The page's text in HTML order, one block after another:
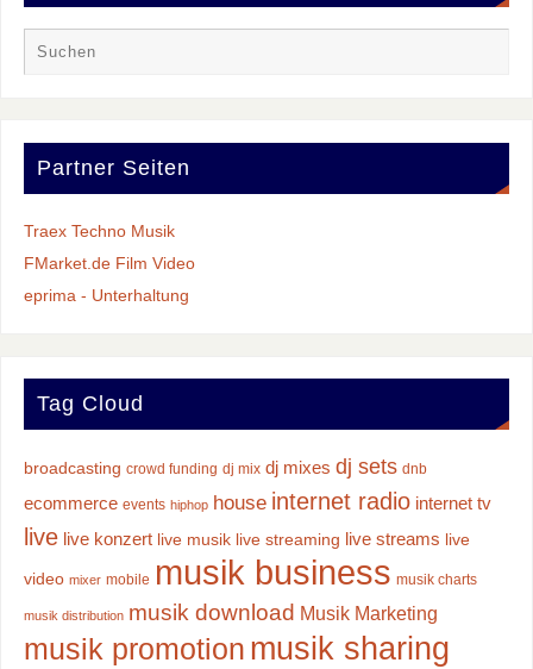
Partner Seiten
Traex Techno Musik
FMarket.de Film Video
eprima - Unterhaltung
Tag Cloud
broadcasting crowd funding dj mix dj mixes dj sets dnb
ecommerce events hiphop house internet radio internet tv
live live konzert live musik live streaming live streams live
video mixer mobile musik business musik charts
musik distribution musik download Musik Marketing
musik promotion musik sharing